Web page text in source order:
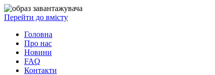
Перейти до вмісту
Головна
Про нас
Новини
FAQ
Контакти